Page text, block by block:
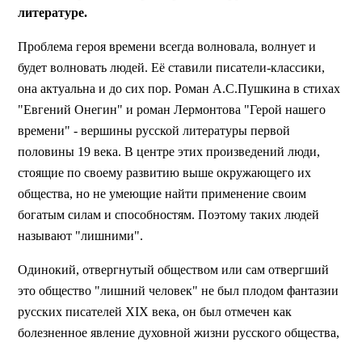
литературе.
Проблема героя времени всегда волновала, волнует и
будет волновать людей. Её ставили писатели-классики,
она актуальна и до сих пор. Роман А.С.Пушкина в стихах
"Евгений Онегин" и роман Лермонтова "Герой нашего
времени" - вершины русской литературы первой
половины 19 века. В центре этих произведений люди,
стоящие по своему развитию выше окружающего их
общества, но не умеющие найти применение своим
богатым силам и способностям. Поэтому таких людей
называют "лишними".
Одинокий, отвергнутый обществом или сам отвергший
это общество "лишний человек" не был плодом фантазии
русских писателей XIX века, он был отмечен как
болезненное явление духовной жизни русского общества,